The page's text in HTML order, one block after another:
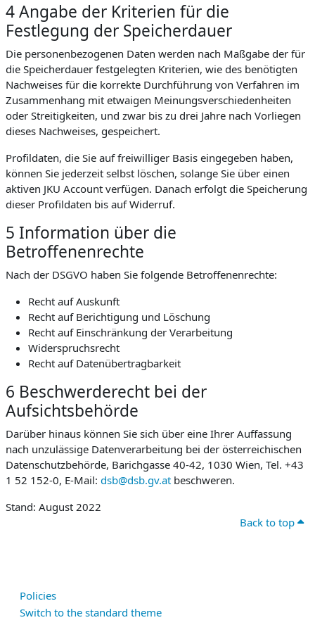
4 Angabe der Kriterien für die
Festlegung der Speicherdauer
Die personenbezogenen Daten werden nach Maßgabe der für
die Speicherdauer festgelegten Kriterien, wie des benötigten
Nachweises für die korrekte Durchführung von Verfahren im
Zusammenhang mit etwaigen Meinungsverschiedenheiten
oder Streitigkeiten, und zwar bis zu drei Jahre nach Vorliegen
dieses Nachweises, gespeichert.
Profildaten, die Sie auf freiwilliger Basis eingegeben haben,
können Sie jederzeit selbst löschen, solange Sie über einen
aktiven JKU Account verfügen. Danach erfolgt die Speicherung
dieser Profildaten bis auf Widerruf.
5 Information über die
Betroffenenrechte
Nach der DSGVO haben Sie folgende Betroffenenrechte:
Recht auf Auskunft
Recht auf Berichtigung und Löschung
Recht auf Einschränkung der Verarbeitung
Widerspruchsrecht
Recht auf Datenübertragbarkeit
6 Beschwerderecht bei der
Aufsichtsbehörde
Darüber hinaus können Sie sich über eine Ihrer Auffassung
nach unzulässige Datenverarbeitung bei der österreichischen
Datenschutzbehörde, Barichgasse 40-42, 1030 Wien, Tel. +43
1 52 152-0, E-Mail: dsb@dsb.gv.at beschweren.
Stand: August 2022
Back to top
Policies
Switch to the standard theme